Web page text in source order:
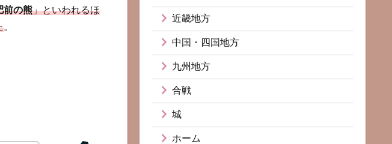
前の熊」といわれるほ
。
近畿地方
中国・四国地方
九州地方
合戦
城
ホーム